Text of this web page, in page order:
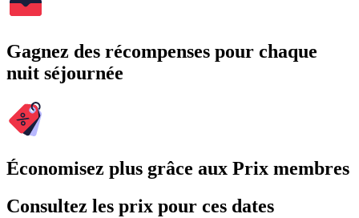
Gagnez des récompenses pour chaque
nuit séjournée
Économisez plus grâce aux Prix membres
Consultez les prix pour ces dates